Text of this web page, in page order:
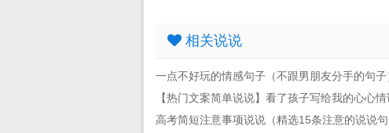
相关说说
一点不好玩的情感句子（不跟男朋友分手的句子
【热门文案简单说说】看了孩子写给我的心心
高考简短注意事项说说（精选15条注意的说说句